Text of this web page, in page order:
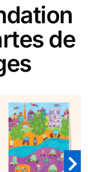
de